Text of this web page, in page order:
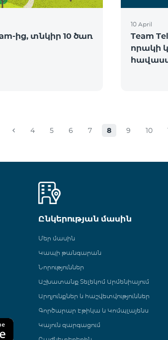
ից, տնկիր 10 ծառ
10 April
Team
որակի
4 5 6 7 8 9 10
Ընկերության մասին
Մեր մասին
Կապի թանգարան
Նորություններ
Աշխատանք Տելեկոմ Արմենիայում
Արդյունքներ և հաշվետվություններ
Գործարար Էթիկա և Կոմպլայենս
Կայուն զարգացում